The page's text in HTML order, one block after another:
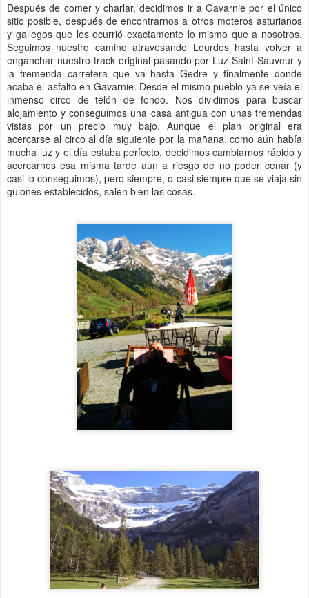
Después de comer y charlar, decidimos ir a Gavarnie por el único
sitio posible, después de encontrarnos a otros moteros asturianos
y gallegos que les ocurrió exactamente lo mismo que a nosotros.
Seguimos nuestro camino atravesando Lourdes hasta volver a
enganchar nuestro track original pasando por Luz Saint Sauveur y
la tremenda carretera que va hasta Gedre y finalmente donde
acaba el asfalto en Gavarnie. Desde el mismo pueblo ya se veía el
inmenso circo de telón de fondo. Nos dividimos para buscar
alojamiento y conseguimos una casa antigua con unas tremendas
vistas por un precio muy bajo. Aunque el plan original era
acercarse al circo al día siguiente por la mañana, como aún había
mucha luz y el día estaba perfecto, decidimos cambiarnos rápido y
acercarnos esa misma tarde aún a riesgo de no poder cenar (y
casi lo conseguimos), pero siempre, o casi siempre que se viaja sin
guiones establecidos, salen bien las cosas.